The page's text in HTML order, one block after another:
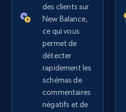
more.
2.5K+ 359+
Google Shopping
URL, Product id, Title,
Rating, Reviews count,
des clients sur
New Balance,
ce qui vous
permet de
détecter
rapidement les
schémas de
commentaires
négatifs et de